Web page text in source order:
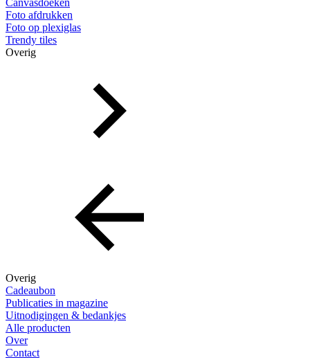
Canvasdoeken
Foto afdrukken
Foto op plexiglas
Trendy tiles
Overig
Overig
Cadeaubon
Publicaties in magazine
Uitnodigingen & bedankjes
Alle producten
Over
Contact